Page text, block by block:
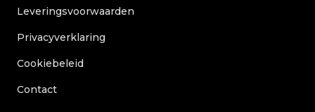
Leveringsvoorwaarden
Privacyverklaring
Cookiebeleid
Contact